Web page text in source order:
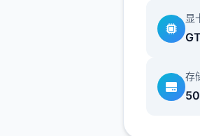
所以
的快乐
但如
显
存